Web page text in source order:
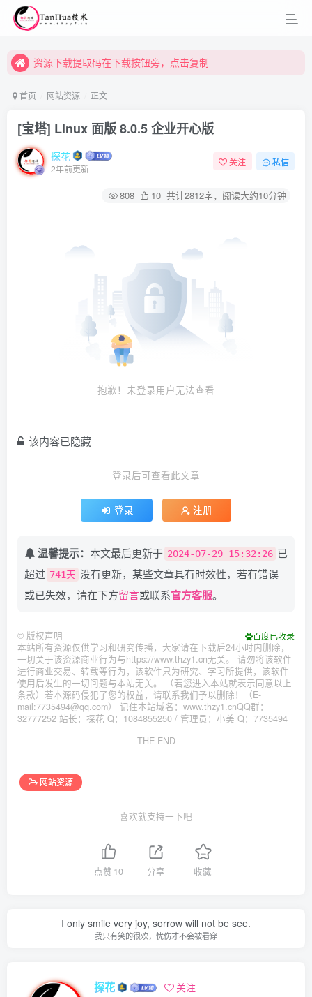
资源下载提取码在下载按钮旁，点击复制
资源下载提取码在下载按钮旁，点击复制
首页 网站资源 正文
[宝塔] Linux 面版 8.0.5 企业开心版
探花
2年前更新
关注 私信
808 10 共计2812字，阅读大约10分钟
抱歉！未登录用户无法查看
该内容已隐藏
登录后可查看此文章
登录 注册
温馨提示： 本文最后更新于 2024-07-29 15:32:26 已
超过 741天 没有更新，某些文章具有时效性，若有错误
或已失效，请在下方留言或联系官方客服。
百度已收录
© 版权声明
本站所有资源仅供学习和研究传播，大家请在下载后24小时内删除，
一切关于该资源商业行为与https://www.thzy1.cn无关。 请勿将该软件
进行商业交易、转载等行为，该软件只为研究、学习所提供，该软件
使用后发生的一切问题与本站无关。 （若您进入本站就表示同意以上
条款）若本源码侵犯了您的权益，请联系我们予以删除！（E-
mail:7735494@qq.com） 记住本站域名：www.thzy1.cnQQ群：
32777252 站长：探花 Q：1084855250 / 管理员：小美 Q：7735494
THE END
网站资源
喜欢就支持一下吧
点赞 10 分享 收藏
I only smile very joy, sorrow will not be see.
我只有笑的很欢，忧伤才不会被看穿
探花 关注